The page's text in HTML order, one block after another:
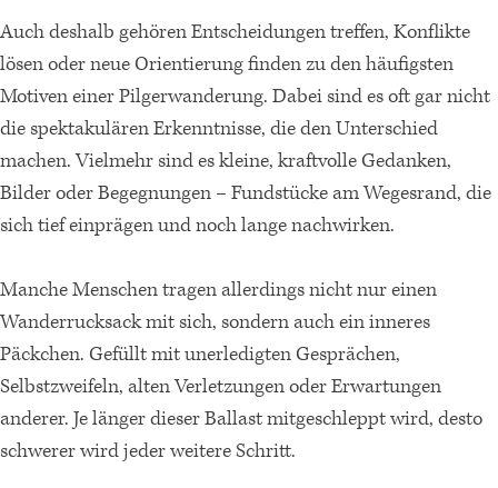
Auch deshalb gehören Entscheidungen treffen, Konflikte
lösen oder neue Orientierung finden zu den häufigsten
Motiven einer Pilgerwanderung. Dabei sind es oft gar nicht
die spektakulären Erkenntnisse, die den Unterschied
machen. Vielmehr sind es kleine, kraftvolle Gedanken,
Bilder oder Begegnungen – Fundstücke am Wegesrand, die
sich tief einprägen und noch lange nachwirken.
Manche Menschen tragen allerdings nicht nur einen
Wanderrucksack mit sich, sondern auch ein inneres
Päckchen. Gefüllt mit unerledigten Gesprächen,
Selbstzweifeln, alten Verletzungen oder Erwartungen
anderer. Je länger dieser Ballast mitgeschleppt wird, desto
schwerer wird jeder weitere Schritt.